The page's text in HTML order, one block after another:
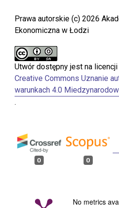
Prawa autorskie (c) 2026
Ekonomiczna w Łodzi
Utwór dostępny jest na licencji
Creative Commons Uznanie
warunkach 4.0
.
0 0
No metrics